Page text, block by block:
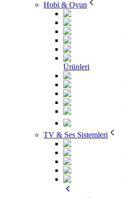
Hobi & Oyun
Ürünleri
TV & Ses Sistemleri